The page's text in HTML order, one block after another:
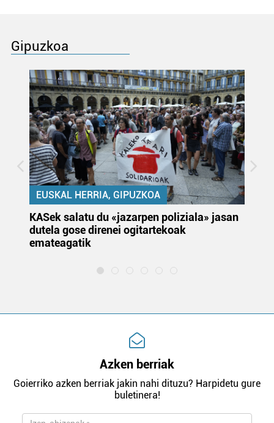
Gipuzkoa
EUSKAL HERRIA, GIPUZKOA
KASek salatu du «jazarpen poliziala» jasan
dutela gose direnei ogitartekoak
emateagatik
Azken berriak
Goierriko azken berriak jakin nahi dituzu? Harpidetu gure
buletinera!